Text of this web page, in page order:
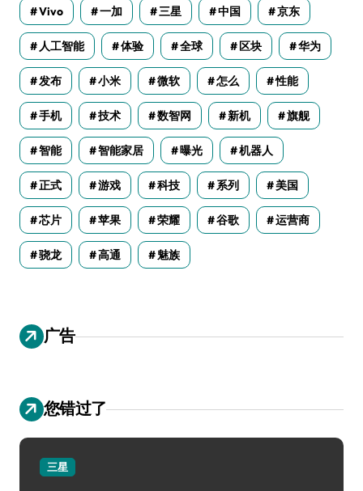
Vivo 一加 三星 中国 京东
人工智能 体验 全球 区块 华为
发布 小米 微软 怎么 性能
手机 技术 数智网 新机 旗舰
智能 智能家居 曝光 机器人
正式 游戏 科技 系列 美国
芯片 苹果 荣耀 谷歌 运营商
骁龙 高通 魅族
广告
您错过了
三星